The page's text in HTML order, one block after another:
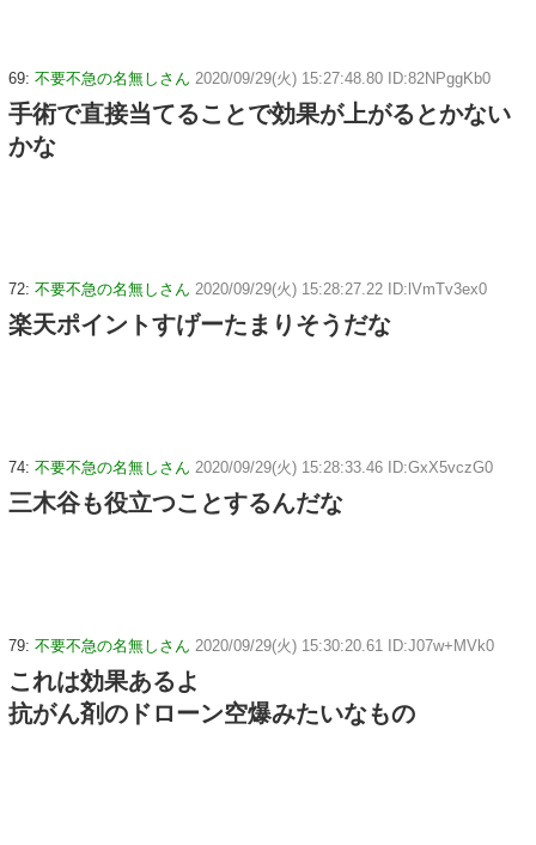
69: 不要不急の名無しさん 2020/09/29(火) 15:27:48.80 ID:82NPggKb0
手術で直接当てることで効果が上がるとかない
かな
72: 不要不急の名無しさん 2020/09/29(火) 15:28:27.22 ID:lVmTv3ex0
楽天ポイントすげーたまりそうだな
74: 不要不急の名無しさん 2020/09/29(火) 15:28:33.46 ID:GxX5vczG0
三木谷も役立つことするんだな
79: 不要不急の名無しさん 2020/09/29(火) 15:30:20.61 ID:J07w+MVk0
これは効果あるよ
抗がん剤のドローン空爆みたいなもの